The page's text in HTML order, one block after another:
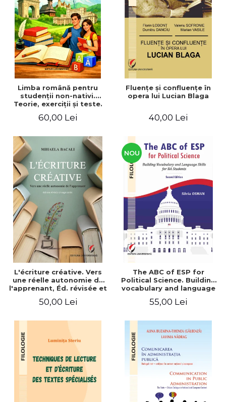
ADMINISTRATIVE
ȘTIINȚE ECONOMICE
ȘTIINȚE EXACTE
EDUCAȚIE FIZICĂ ȘI SPORT
PREUNIVERSITARIA
TIMP LIBER
ÎN CURS DE APARIȚIE
NOUTĂȚI
PACHETE DE STUDIU
ULTIMELE EXEMPLARE
Cum Cumpăr
Livrare
Politica de Retur
Formular de Retur
Distribuitori
Limba română pentru
studenţii non-nativi.
Teorie, exerciţii şi teste.
60,00 Lei
Fluenţe şi confluenţe în
opera lui Lucian Blaga
40,00 Lei
L'écriture créative. Vers
une réelle autonomie de
l'apprenant, Éd. révisée et
50,00 Lei
NOU
The ABC of ESP for
Political Science. Building
vocabulary and language
55,00 Lei